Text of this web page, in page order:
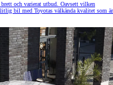
och varierat utbud. Oavsett vilken
bil med Toyotas välkända kvalitet som är